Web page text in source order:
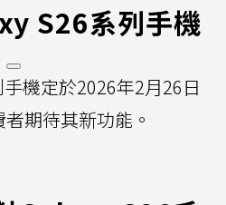
S26系列手機
機定於2026年2月26日
期待其新功能。